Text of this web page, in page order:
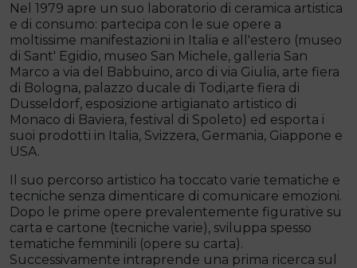
Nel 1979 apre un suo laboratorio di ceramica artistica
e di consumo: partecipa con le sue opere a
moltissime manifestazioni in Italia e all'estero (museo
di Sant' Egidio, museo San Michele, galleria San
Marco a via del Babbuino, arco di via Giulia, arte fiera
di Bologna, palazzo ducale di Todi,arte fiera di
Dusseldorf, esposizione artigianato artistico di
Monaco di Baviera, festival di Spoleto) ed esporta i
suoi prodotti in Italia, Svizzera, Germania, Giappone e
USA.
Il suo percorso artistico ha toccato varie tematiche e
tecniche senza dimenticare di comunicare emozioni.
Dopo le prime opere prevalentemente figurative su
carta e cartone (tecniche varie), sviluppa spesso
tematiche femminili (opere su carta).
Successivamente intraprende una prima ricerca sul